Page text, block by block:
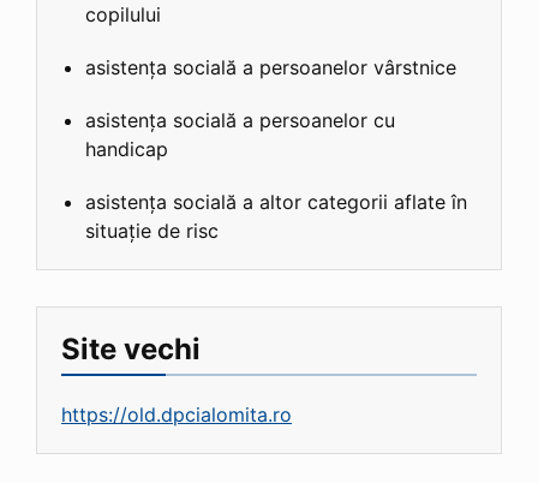
copilului
asistența socială a persoanelor vârstnice
asistența socială a persoanelor cu
handicap
asistența socială a altor categorii aflate în
situație de risc
Site vechi
https://old.dpcialomita.ro